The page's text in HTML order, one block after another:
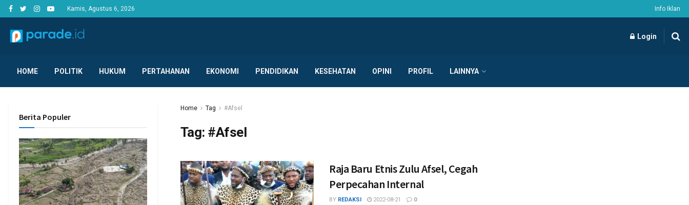
Kamis, Agustus 6, 2026 Info Iklan
Login
HOME POLITIK HUKUM PERTAHANAN EKONOMI PENDIDIKAN KESEHATAN OPINI PROFIL LAINNYA
Home Tag #Afsel
Tag: #Afsel
Raja Baru Etnis Zulu Afsel, Cegah
Perpecahan Internal
BY REDAKSI 2022-08-21 0
Berita Populer